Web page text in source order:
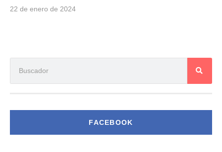
22 de enero de 2024
FACEBOOK